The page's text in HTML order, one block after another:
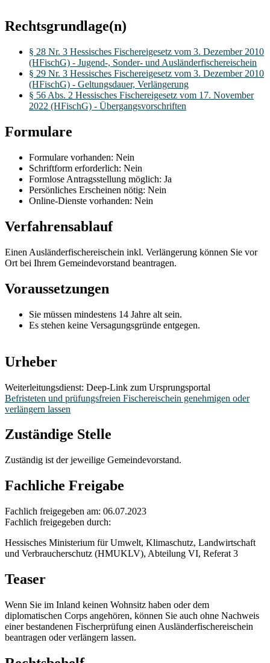
Rechtsgrundlage(n)
§ 28 Nr. 3 Hessisches Fischereigesetz vom 3. Dezember 2010
(HFischG) - Jugend-, Sonder- und Ausländerfischereischein
§ 29 Nr. 3 Hessisches Fischereigesetz vom 3. Dezember 2010
(HFischG) - Geltungsdauer, Verlängerung
§ 56 Abs. 2 Hessisches Fischereigesetz vom 17. November
2022 (HFischG) - Übergangsvorschriften
Formulare
Formulare vorhanden: Nein
Schriftform erforderlich: Nein
Formlose Antragsstellung möglich: Ja
Persönliches Erscheinen nötig: Nein
Online-Dienste vorhanden: Nein
Verfahrensablauf
Einen Ausländerfischereischein inkl. Verlängerung können Sie vor
Ort bei Ihrem Gemeindevorstand beantragen.
Voraussetzungen
Sie müssen mindestens 14 Jahre alt sein.
Es stehen keine Versagungsgründe entgegen.
Urheber
Weiterleitungsdienst: Deep-Link zum Ursprungsportal
Befristeten und prüfungsfreien Fischereischein genehmigen oder
verlängern lassen
Zuständige Stelle
Zuständig ist der jeweilige Gemeindevorstand.
Fachliche Freigabe
Fachlich freigegeben am: 06.07.2023
Fachlich freigegeben durch:
Hessisches Ministerium für Umwelt, Klimaschutz, Landwirtschaft
und Verbraucherschutz (HMUKLV), Abteilung VI, Referat 3
Teaser
Wenn Sie im Inland keinen Wohnsitz haben oder dem
diplomatischen Corps angehören, können Sie auch ohne Nachweis
einer bestandenen Fischerprüfung einen Ausländerfischereischein
beantragen oder verlängern lassen.